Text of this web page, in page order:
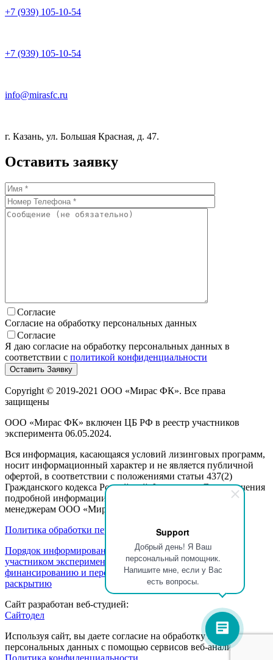
Support
Добрый день! Я Ваш
персональный помощник.
Напишите мне, если у Вас
есть вопросы.
+7 (939) 105-10-54
+7 (939) 105-10-54
info@mirasfc.ru
г. Казань, ул. Большая Красная, д. 47.
Оставить заявку
Согласие
Согласие на обработку персональных данных
Согласие
Я даю согласие на обработку персональных данных в
соответствии с политикой конфиденциальности
Copyright © 2019-2021 ООО «Мирас ФК». Все права
защищены
ООО «Мирас ФК» включен ЦБ РФ в реестр участников
эксперимента 06.05.2024.
Вся информация, касающаяся условий лизинговых программ,
носит информационный характер и не является публичной
офертой, в соответствии с положениями статьи 437(2)
Гражданского кодекса Российской Федерации. Для получения
подробной информации, пожалуйста, обращайтесь к
менеджерам ООО «Мирас ФК».
Политика обработки персональных данных
Порядок информирования клиентов об осуществлении
участником эксперимента деятельности по партнерскому
финансированию и перечень информации, подлежащей
раскрытию
Сайт разработан веб-студией:
Сайтодел
Используя сайт, вы даете согласие на обработку ваших
персональных данных с помощью сервисов веб-аналитики.